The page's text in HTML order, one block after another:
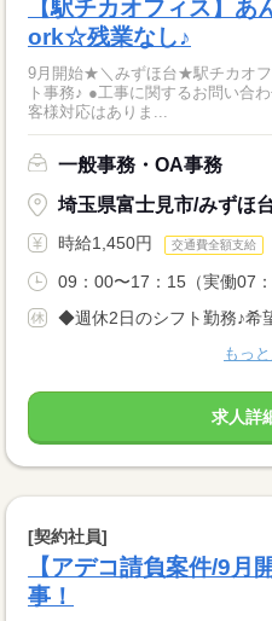
【駅チカオフィス】
ork☆残業なし♪
9月開始★＼みずほ台★駅チカオ
ト事務♪ ●工事に関するお問い合
客様対応はありま...
一般事務・OA事務
埼玉県富士見市/みずほ
時給1,450円 交通費全額支給
09：00〜17：15（実働07
◆週休2日のシフト勤務♪希
もっ
求人詳
[契約社員]
【アデコ請負案件/9月
事！